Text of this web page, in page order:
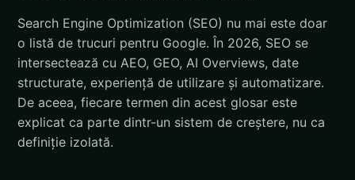
Search Engine Optimization (SEO) nu mai este doar
o listă de trucuri pentru Google. În 2026, SEO se
intersectează cu AEO, GEO, AI Overviews, date
structurate, experiență de utilizare și automatizare.
De aceea, fiecare termen din acest glosar este
explicat ca parte dintr-un sistem de creștere, nu ca
definiție izolată.